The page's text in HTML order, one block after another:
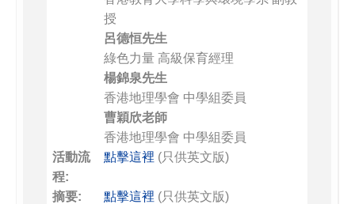
授
呂德恒先生
綠色力量 高級保育經理
楊錦泉先生
香港地理學會 中學組委員
曹穎欣老師
香港地理學會 中學組委員
活動流
程:
點擊這裡 (只供英文版)
摘要: 點擊這裡 (只供英文版)